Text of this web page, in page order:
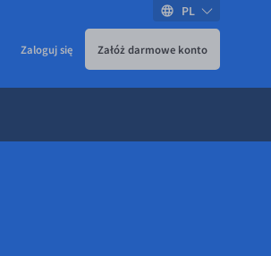
Zaloguj się Załóż darmowe konto
PL